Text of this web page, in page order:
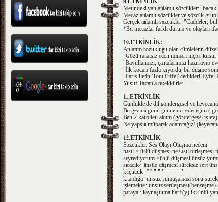
9.ETKİNLİK
Metindeki yan anlamlı sözcükler:
Mecaz anlamlı sözcükler ve sözcük
Gerçek anlamlı sözcükler: "Caddeler,
*Bu mecazlar farklı durum ve olayları
10.ETKİNLİK:
Anlatım bozukluğu olan cümlelerin
"Gözü rahatsız eden mimari hiçbir
"Bavullarmızı, çantalarımızı hazırlayıp
"İlk kocam fazla içiyordu, bir düşme
"Parislilerin 'Tour Eiffel' dedikleri 'Eyfel
Yusuf Taştan'a teşekkürler
11.ETKİNLİK
Günlüklerde dil göndergesel ve
Bu gezimi günü günüe not edeceğim.(
Ben 2.kat bileti aldım.(göndergesel işlev)
Ne yapsın mübarek adamcağız!
12.ETKİNLİK
Sözcükler: Ses Olayı Oluşma nedeni
nasıl > ünlü düşmesi ne+asıl birleşmesi
seyrediyorum >ünlü düşmesi,ünsüz
sıcacık> ünsüz düşmesi süreksiz sert
küçücük : '' '' " " " " " " " "
kitaplığa : ünsüz yumuşaması sonu
işlemekte : ünsüz
paraya : kaynaştırma harfi(y) iki ünlü